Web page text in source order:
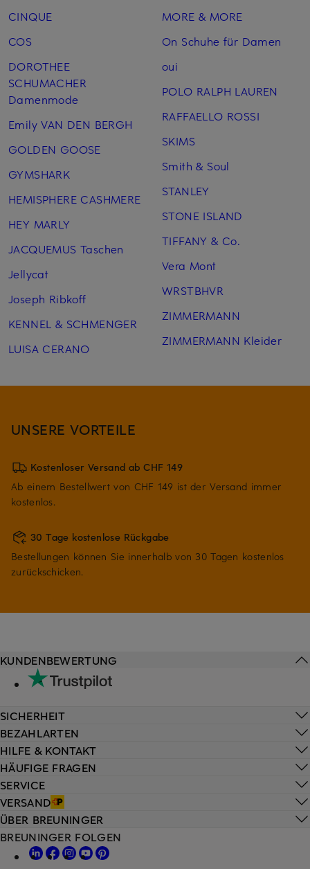
CINQUE
COS
DOROTHEE
SCHUMACHER
Damenmode
Emily VAN DEN BERGH
GOLDEN GOOSE
GYMSHARK
HEMISPHERE CASHMERE
HEY MARLY
JACQUEMUS Taschen
Jellycat
Joseph Ribkoff
KENNEL & SCHMENGER
LUISA CERANO
MORE & MORE
On Schuhe für Damen
oui
POLO RALPH LAUREN
RAFFAELLO ROSSI
SKIMS
Smith & Soul
STANLEY
STONE ISLAND
TIFFANY & Co.
Vera Mont
WRSTBHVR
ZIMMERMANN
ZIMMERMANN Kleider
UNSERE VORTEILE
Kostenloser Versand ab CHF 149
Ab einem Bestellwert von CHF 149 ist der Versand immer
kostenlos.
30 Tage kostenlose Rückgabe
Bestellungen können Sie innerhalb von 30 Tagen kostenlos
zurückschicken.
HILFE & KONTAKT
HÄUFIGE FRAGEN
SERVICE
VERSAND
KUNDENBEWERTUNG
SICHERHEIT
BEZAHLARTEN
ÜBER BREUNINGER
BREUNINGER FOLGEN